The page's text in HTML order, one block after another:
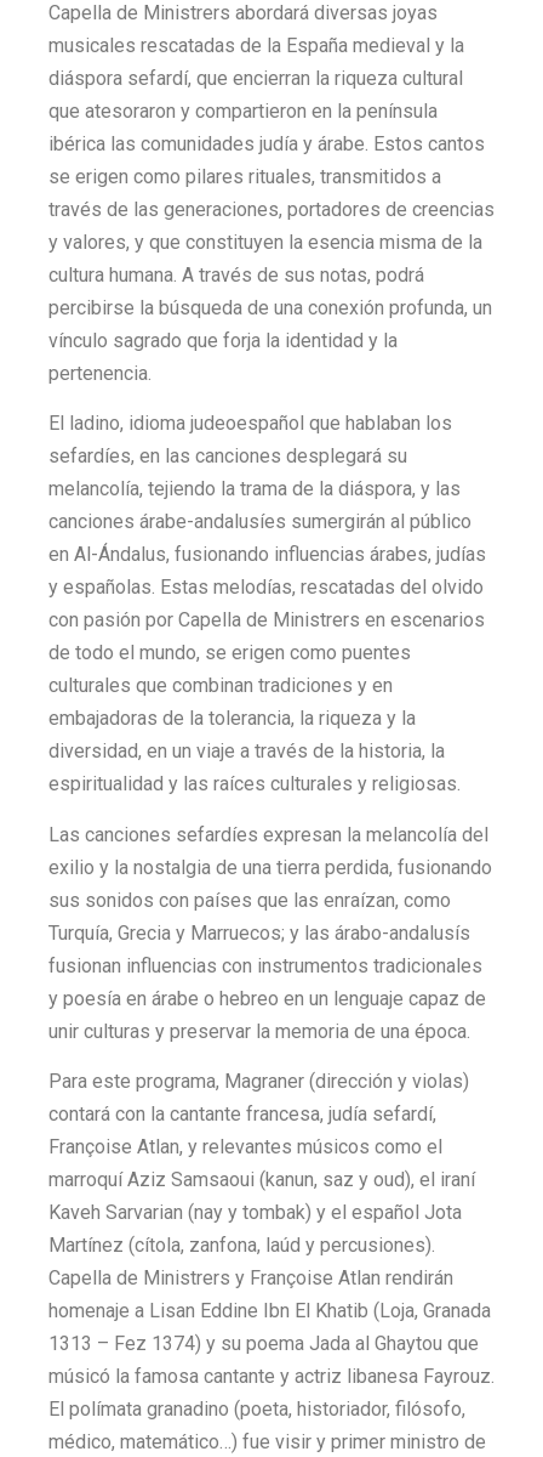
Capella de Ministrers abordará diversas joyas
musicales rescatadas de la España medieval y la
diáspora sefardí, que encierran la riqueza cultural
que atesoraron y compartieron en la península
ibérica las comunidades judía y árabe. Estos cantos
se erigen como pilares rituales, transmitidos a
través de las generaciones, portadores de creencias
y valores, y que constituyen la esencia misma de la
cultura humana. A través de sus notas, podrá
percibirse la búsqueda de una conexión profunda, un
vínculo sagrado que forja la identidad y la
pertenencia.
El ladino, idioma judeoespañol que hablaban los
sefardíes, en las canciones desplegará su
melancolía, tejiendo la trama de la diáspora, y las
canciones árabe-andalusíes sumergirán al público
en Al-Ándalus, fusionando influencias árabes, judías
y españolas. Estas melodías, rescatadas del olvido
con pasión por Capella de Ministrers en escenarios
de todo el mundo, se erigen como puentes
culturales que combinan tradiciones y en
embajadoras de la tolerancia, la riqueza y la
diversidad, en un viaje a través de la historia, la
espiritualidad y las raíces culturales y religiosas.
Las canciones sefardíes expresan la melancolía del
exilio y la nostalgia de una tierra perdida, fusionando
sus sonidos con países que las enraízan, como
Turquía, Grecia y Marruecos; y las árabo-andalusís
fusionan influencias con instrumentos tradicionales
y poesía en árabe o hebreo en un lenguaje capaz de
unir culturas y preservar la memoria de una época.
Para este programa, Magraner (dirección y violas)
contará con la cantante francesa, judía sefardí,
Françoise Atlan, y relevantes músicos como el
marroquí Aziz Samsaoui (kanun, saz y oud), el iraní
Kaveh Sarvarian (nay y tombak) y el español Jota
Martínez (cítola, zanfona, laúd y percusiones).
Capella de Ministrers y Françoise Atlan rendirán
homenaje a Lisan Eddine Ibn El Khatib (Loja, Granada
1313 – Fez 1374) y su poema Jada al Ghaytou que
músicó la famosa cantante y actriz libanesa Fayrouz.
El polímata granadino (poeta, historiador, filósofo,
médico, matemático…) fue visir y primer ministro de